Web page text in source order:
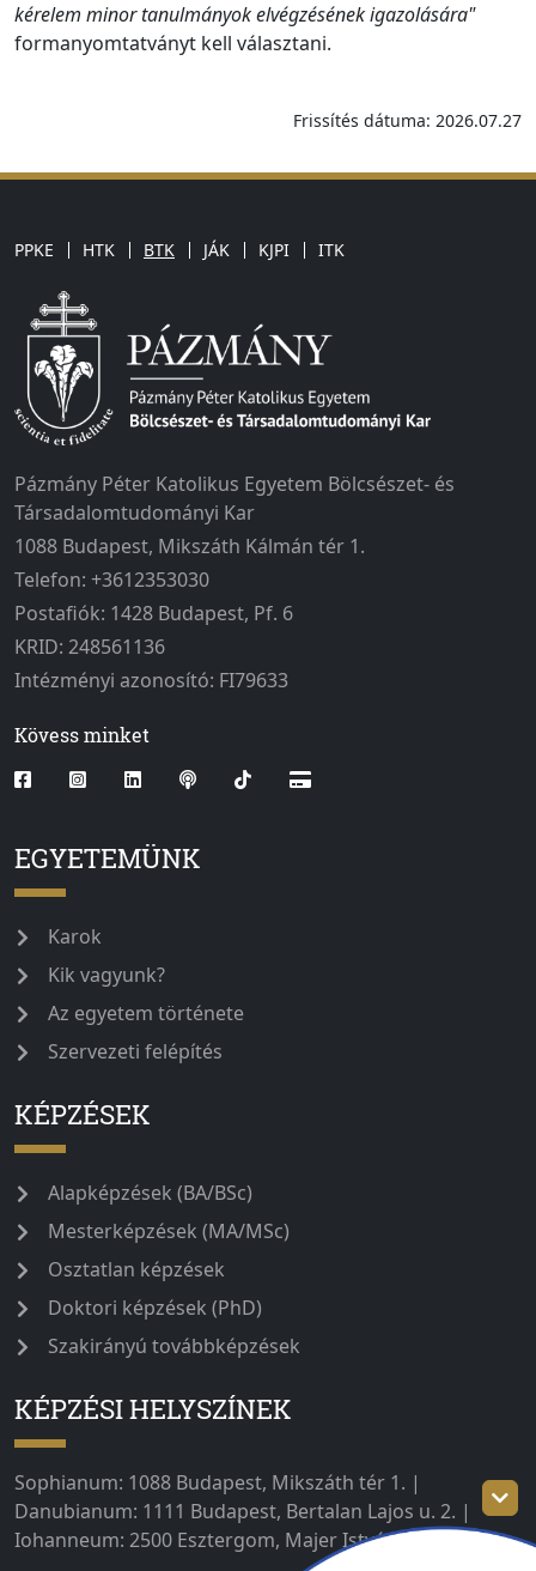
kérelem minor tanulmányok elvégzésének igazolására"
formanyomtatványt kell választani.
Frissítés dátuma: 2026.07.27
PPKE HTK BTK JÁK KJPI ITK
Pázmány Péter Katolikus Egyetem Bölcsészet- és
Társadalomtudományi Kar
1088 Budapest, Mikszáth Kálmán tér 1.
Telefon: +3612353030
Postafiók: 1428 Budapest, Pf. 6
KRID: 248561136
Intézményi azonosító: FI79633
Kövess minket
EGYETEMÜNK
Karok
Kik vagyunk?
Az egyetem története
Szervezeti felépítés
KÉPZÉSEK
Alapképzések (BA/BSc)
Mesterképzések (MA/MSc)
Osztatlan képzések
Doktori képzések (PhD)
Szakirányú továbbképzések
KÉPZÉSI HELYSZÍNEK
Sophianum: 1088 Budapest, Mikszáth tér 1. |
Danubianum: 1111 Budapest, Bertalan Lajos u. 2. |
Iohanneum: 2500 Esztergom, Majer István út 1–3.